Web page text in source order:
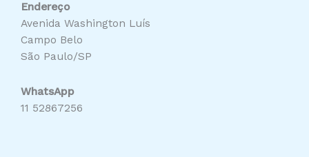
Endereço
Avenida Washington Luís
Campo Belo
São Paulo/SP
WhatsApp
11 52867256